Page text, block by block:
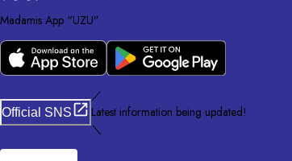
Madamis App “UZU”
Official SNS
／
Latest information being updated!
＼